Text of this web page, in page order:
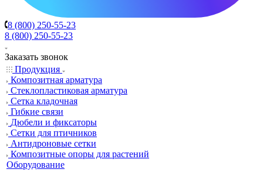
8 (800) 250-55-23
8 (800) 250-55-23
Заказать звонок
Продукция
Композитная арматура
Cтеклопластиковая арматура
Сетка кладочная
Гибкие связи
Дюбели и фиксаторы
Сетки для птичников
Антидроновые сетки
Композитные опоры для растений
Оборудование